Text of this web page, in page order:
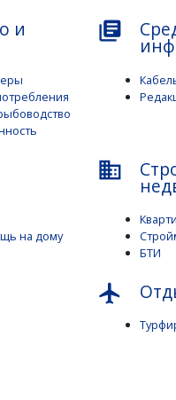
и library_books
на дому
business
БТИ
flight